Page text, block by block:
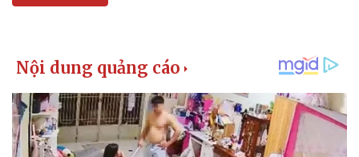
Kinh tế
Bất động sản
Thị trường
Giá vàng